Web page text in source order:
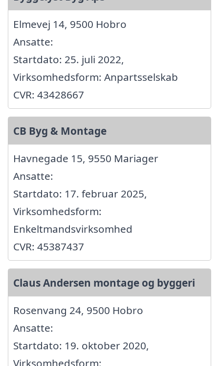
Elmevej 14, 9500 Hobro
Ansatte:
Startdato: 25. juli 2022,
Virksomhedsform: Anpartsselskab
CVR: 43428667
CB Byg & Montage
Havnegade 15, 9550 Mariager
Ansatte:
Startdato: 17. februar 2025,
Virksomhedsform:
Enkeltmandsvirksomhed
CVR: 45387437
Claus Andersen montage og byggeri
Rosenvang 24, 9500 Hobro
Ansatte:
Startdato: 19. oktober 2020,
Virksomhedsform: